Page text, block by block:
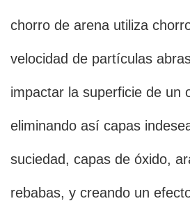
chorro de arena utiliza
velocidad de partículas
impactar la superficie de un
eliminando así capas
suciedad, capas de óxido,
rebabas, y creando un